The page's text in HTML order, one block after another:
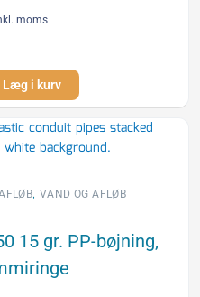
moms
Læg i kurv
,VAND OG AFLØB
15 gr. PP-bøjning,